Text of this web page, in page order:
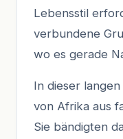
Lebensstil
verbundene
wo es gerade
In dieser
von Afrika aus
Sie bändigten